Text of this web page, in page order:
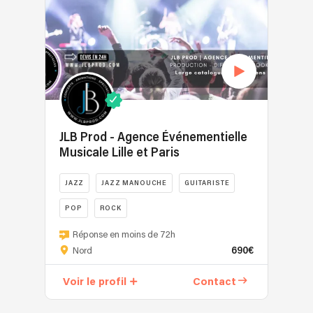
autres
événements.
un
produit
formaté.
Depuis
plus
de
20
ans,
sillonne
avec
une
seule
arme
participatif,
pensé
pour
créer
une
véritable
connexion
avec
le
public.
approche
repose
sur
live,
la
et
JLB Prod - Agence Événementielle
Musicale Lille et Paris
JAZZ JAZZ MANOUCHE GUITARISTE
POP ROCK
JLB
–
Réponse en moins de 72h
Nord
690€
Voir le profil Contact